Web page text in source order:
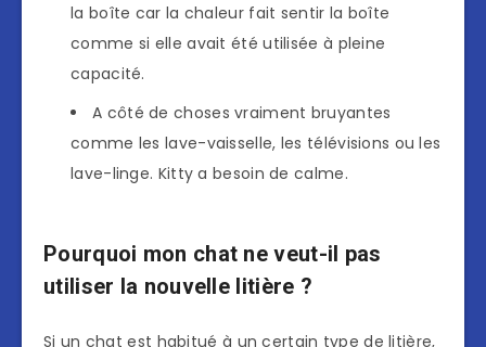
la boîte car la chaleur fait sentir la boîte
comme si elle avait été utilisée à pleine
capacité.
A côté de choses vraiment bruyantes
comme les lave-vaisselle, les télévisions ou les
lave-linge. Kitty a besoin de calme.
Pourquoi mon chat ne veut-il pas
utiliser la nouvelle litière ?
Si un chat est habitué à un certain type de litière,